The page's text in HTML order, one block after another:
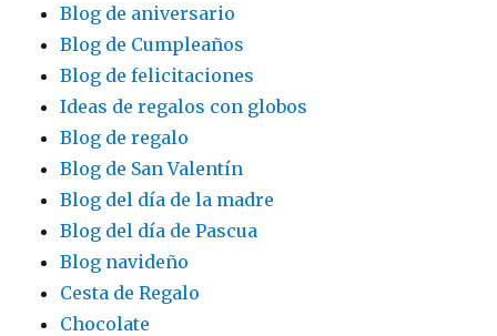
Blog de aniversario
Blog de Cumpleaños
Blog de felicitaciones
Ideas de regalos con globos
Blog de regalo
Blog de San Valentín
Blog del día de la madre
Blog del día de Pascua
Blog navideño
Cesta de Regalo
Chocolate